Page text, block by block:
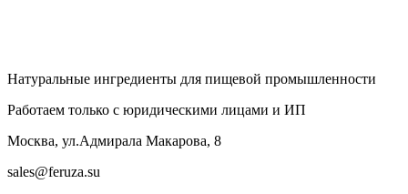
Натуральные ингредиенты для пищевой промышленности
Работаем только с юридическими лицами и ИП
Москва, ул.Адмирала Макарова, 8
sales@feruza.su